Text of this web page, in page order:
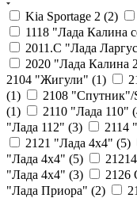
Kia Sportage 2 (2)
1118 "Лада Калина
2011.С "Лада
2020 "Лада Калина
2104 "Жигули" (1)
(1) 2108 "Cпутник"/
(1) 2110 "Лада 110" (
"Лада 112" (3) 2114
2121 "Лада 4х4" (5)
"Лада 4х4" (5)
"Лада 4х4" (3) 2126
"Лада Приора" (2)